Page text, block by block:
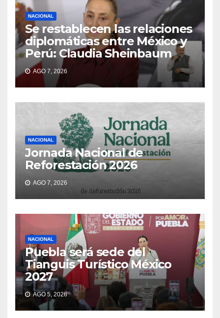
NACIONAL
Se restablecen las relaciones
diplomáticas entre México y
Perú: Claudia Sheinbaum
AGO 7, 2026
NACIONAL
Jornada Nacional de
Reforestación 2026
AGO 7, 2026
NACIONAL
Puebla será sede del
Tianguis Turístico México
2027
AGO 5, 2026